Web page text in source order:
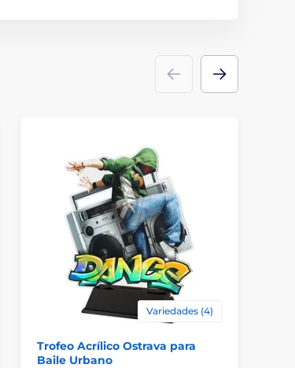
Variedades (4)
Trofeo Acrílico Ostrava para
Baile Urbano